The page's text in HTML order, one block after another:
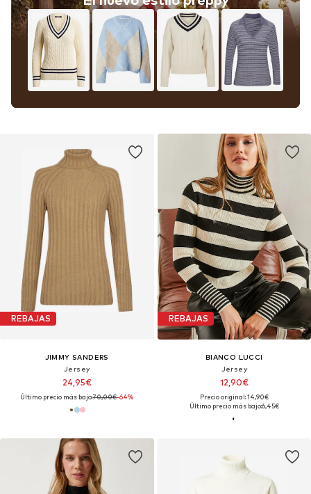
REBAJAS
JIMMY SANDERS
Jersey
24,95€
Último precio más bajo:70,00€-64%
REBAJAS
BIANCO LUCCI
Jersey
12,90€
Precio original: 14,90€
Último precio más bajo:6,45€